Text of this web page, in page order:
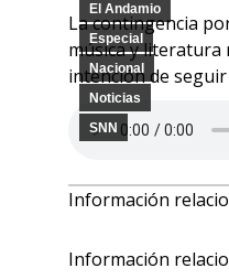
El Andamio
Especial
Nacional
Noticias
SNN
La contingencia
música y literatura
intención de
Información
Información